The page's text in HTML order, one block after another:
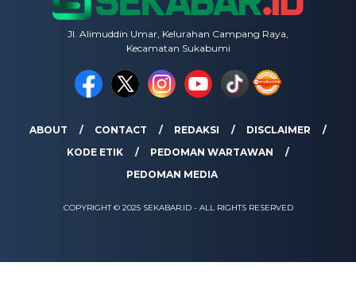
Jl. Alimuddin Umar, Kelurahan Campang Raya,
Kecamatan Sukabumi
ABOUT CONTACT REDAKSI
DISCLAIMER
KODE ETIK
PEDOMAN WARTAWAN
PEDOMAN MEDIA
COPYRIGHT © 2025 SEKABAR.ID - ALL RIGHTS RESERVED